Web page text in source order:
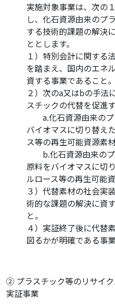
実施対象事業は、次の
し、化石資源由来のプ
する技術的課題の解決
ととします。
１）特別会計に関する
を踏まえ、国内のエネ
資する事業であること。
２）次のa又はbの手法
スチックの代替を促進
a.化石資源由来の
バイオマスに切り替え
ス等の再生可能資源素
b.化石資源由来の
原料をバイオマスに切
ルロース等の再生可能
３）代替素材の社会実
術的な課題の解決に資
と。
４）実証終了後に代替
図るかが明確である事
② プラスチック等のリサイ
実証事業